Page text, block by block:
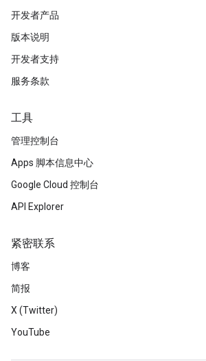
开发者产品
版本说明
开发者支持
服务条款
工具
管理控制台
Apps 脚本信息中心
Google Cloud 控制台
API Explorer
紧密联系
博客
简报
X (Twitter)
YouTube